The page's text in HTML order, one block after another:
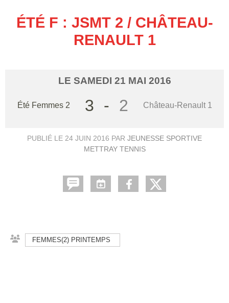
ÉTÉ F : JSMT 2 / CHÂTEAU-
RENAULT 1
LE SAMEDI 21 MAI 2016
Été Femmes 2 3 - 2 Château-Renault 1
PUBLIÉ LE 24 JUIN 2016 PAR JEUNESSE SPORTIVE
METTRAY TENNIS
FEMMES(2) PRINTEMPS